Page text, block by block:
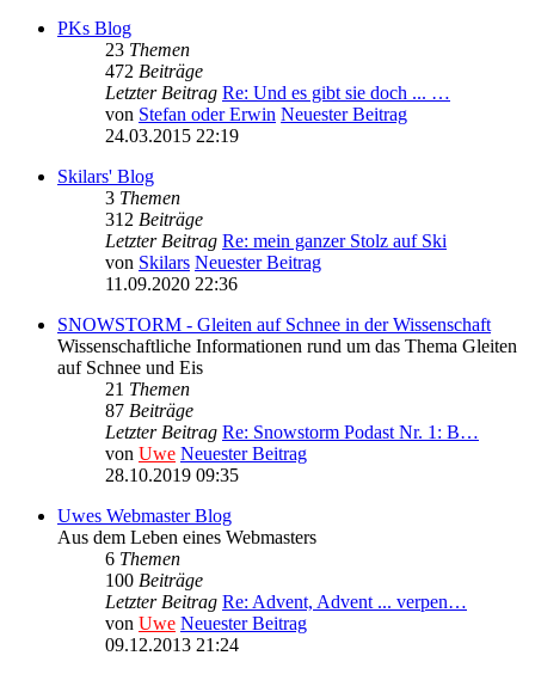
PKs Blog
23 Themen
472 Beiträge
Letzter Beitrag Re: Und es gibt sie doch ... …
von Stefan oder Erwin Neuester Beitrag
24.03.2015 22:19
Skilars' Blog
3 Themen
312 Beiträge
Letzter Beitrag Re: mein ganzer Stolz auf Ski
von Skilars Neuester Beitrag
11.09.2020 22:36
SNOWSTORM - Gleiten auf Schnee in der Wissenschaft
Wissenschaftliche Informationen rund um das Thema Gleiten
auf Schnee und Eis
21 Themen
87 Beiträge
Letzter Beitrag Re: Snowstorm Podast Nr. 1: B…
von Uwe Neuester Beitrag
28.10.2019 09:35
Uwes Webmaster Blog
Aus dem Leben eines Webmasters
6 Themen
100 Beiträge
Letzter Beitrag Re: Advent, Advent ... verpen…
von Uwe Neuester Beitrag
09.12.2013 21:24